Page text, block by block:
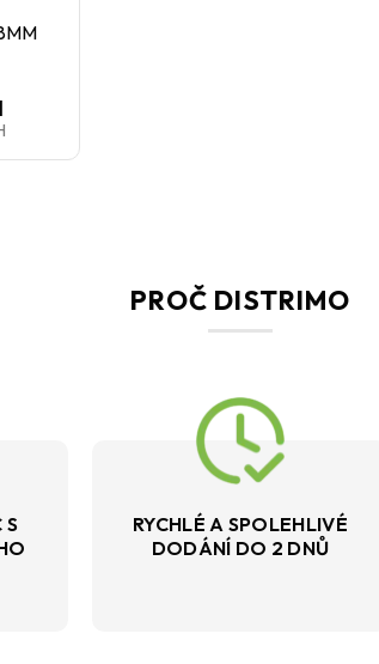
PROČ DISTRIMO
S
RYCHLÉ A SPOLEHLIVÉ
DODÁNÍ DO 2 DNŮ